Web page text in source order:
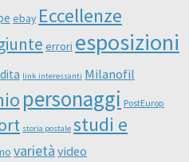
ebay Eccellenze
errori esposizioni
link interessanti Milanofil
personaggi PostEurop
storia postale studi e
varietà video